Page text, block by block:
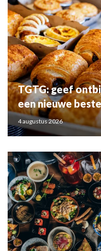
TGTG: geef
een nieuwe
4 augustus 2026